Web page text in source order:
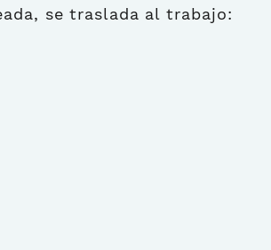
se traslada al trabajo: